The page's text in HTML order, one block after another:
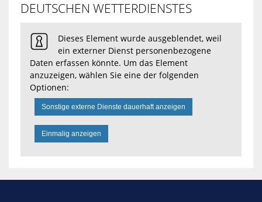
DEUTSCHEN WETTERDIENSTES
Dieses Element wurde ausgeblendet, weil
ein externer Dienst personenbezogene
Daten erfassen könnte. Um das Element
anzuzeigen, wählen Sie eine der folgenden
Optionen:
Sonstige externe Dienste dauerhaft anzeigen
Einmalig anzeigen